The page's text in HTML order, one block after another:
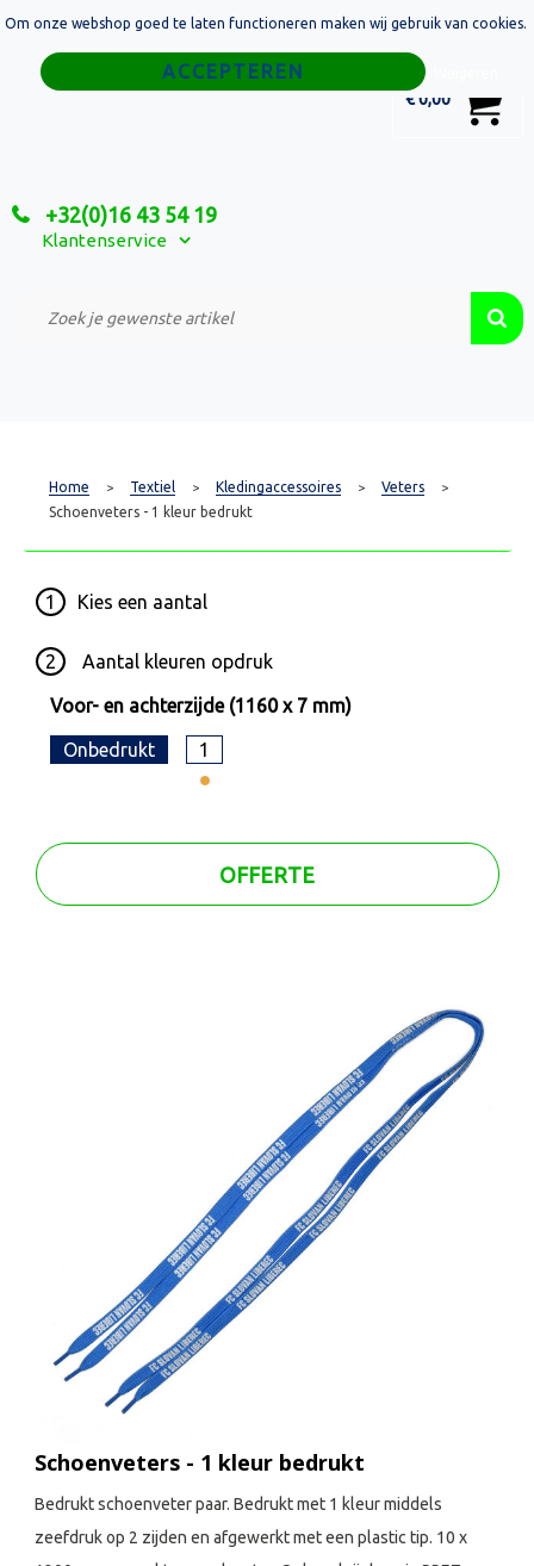
€ 0,00
+32(0)16 43 54 19
Klantenservice
Home
Relatiegeschenken
Custom Made Projecten
Home > Textiel > Kledingaccessoires > Veters >
Schoenveters - 1 kleur bedrukt
1 Kies een aantal
2 Aantal kleuren opdruk
Voor- en achterzijde (1160 x 7 mm)
Onbedrukt 1
OFFERTE
Schoenveters - 1 kleur bedrukt
Bedrukt schoenveter paar. Bedrukt met 1 kleur middels
zeefdruk op 2 zijden en afgewerkt met een plastic tip. 10 x
Om onze webshop goed te laten functioneren maken wij gebruik van cookies.